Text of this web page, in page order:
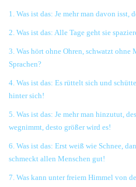
1. Was ist das: Je mehr man davon
2. Was ist das: Alle Tage geht sie
3. Was hört ohne Ohren, schwatzt
Sprachen?
4. Was ist das: Es rüttelt sich und
hinter sich!
5. Was ist das: Je mehr man hinzutut,
wegnimmt, desto größer wird es!
6. Was ist das: Erst weiß wie Schnee,
schmeckt allen Menschen gut!
7. Was kann unter freiem Himmel von